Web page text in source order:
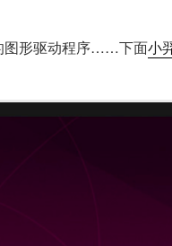
图形驱动程序……下面小